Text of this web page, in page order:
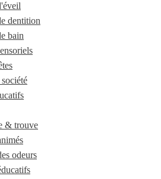
dentition
bain
& trouve
odeurs